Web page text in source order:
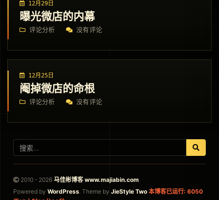
12月29日
曝光微店的内幕
评论分析 没有评论
12月25日
阉掉微店的命根
评论分析 没有评论
2010 - 2026 马佳彬博客 www.majiabin.com
Powered by WordPress. Theme by JieStyle Two 本博客已运行: 6050